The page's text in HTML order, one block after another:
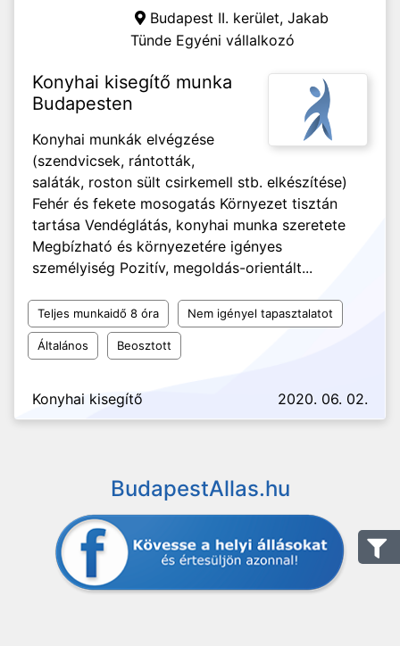
Budapest II. kerület, Jakab
Tünde Egyéni vállalkozó
Konyhai kisegítő munka
Budapesten
Konyhai munkák elvégzése
(szendvicsek, rántották,
saláták, roston sült csirkemell stb. elkészítése)
Fehér és fekete mosogatás Környezet tisztán
tartása Vendéglátás, konyhai munka szeretete
Megbízható és környezetére igényes
személyiség Pozitív, megoldás-orientált...
Teljes munkaidő 8 óra Nem igényel tapasztalatot
Általános Beosztott
Konyhai kisegítő 2020. 06. 02.
BudapestAllas.hu